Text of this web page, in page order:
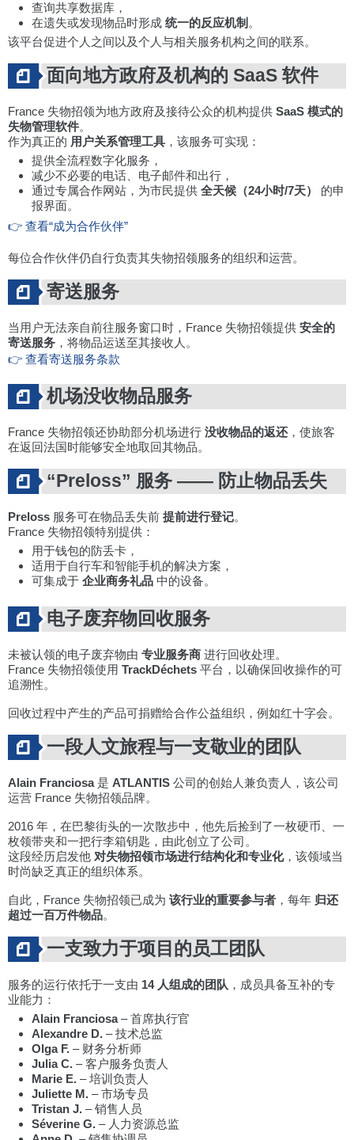
查询共享数据库，
在遗失或发现物品时形成 统一的反应机制 。
该平台促进个人之间以及个人与相关服务机构之间的联系。
面向地方政府及机构的 SaaS 软件
France 失物招领为地方政府及接待公众的机构提供 SaaS 模式的
失物管理软件。
作为真正的 用户关系管理工具 ，该服务可实现：
提供全流程数字化服务，
减少不必要的电话、电子邮件和出行，
通过专属合作网站，为市民提供 全天候（24小时/7天）
的申
报界面。
👉 查看“成为合作伙伴”
每位合作伙伴仍自行负责其失物招领服务的组织和运营。
寄送服务
当用户无法亲自前往服务窗口时，France 失物招领提供 安全的
寄送服务 ，将物品运送至其接收人。
👉 查看寄送服务条款
机场没收物品服务
France 失物招领还协助部分机场进行 没收物品的返还 ，使旅客
在返回法国时能够安全地取回其物品。
“Preloss” 服务 —— 防止物品丢失
Preloss 服务可在物品丢失前 提前进行登记。
France 失物招领特别提供：
用于钱包的防丢卡，
适用于自行车和智能手机的解决方案，
可集成于 企业商务礼品 中的设备。
电子废弃物回收服务
未被认领的电子废弃物由 专业服务商 进行回收处理。
France 失物招领使用 TrackDéchets 平台，以确保回收操作的可
追溯性。
回收过程中产生的产品可捐赠给合作公益组织，例如红十字会。
一段人文旅程与一支敬业的团队
Alain Franciosa是 ATLANTIS 公司的创始人兼负责人，该公司
运营 France 失物招领品牌。
2016 年，在巴黎街头的一次散步中，他先后捡到了一枚硬币、一
枚领带夹和一把行李箱钥匙，由此创立了公司。
这段经历启发他 对失物招领市场进行结构化和专业化，该领域当
时尚缺乏真正的组织体系。
自此，France 失物招领已成为 该行业的重要参与者 ，每年 归还
超过一百万件物品。
一支致力于项目的员工团队
服务的运行依托于一支由 14 人组成的团队 ，成员具备互补的专
业能力：
Alain Franciosa– 首席执行官
Alexandre D. – 技术总监
Olga F. – 财务分析师
Julia C. – 客户服务负责人
Marie E. – 培训负责人
Juliette M. – 市场专员
Tristan J. – 销售人员
Séverine G. – 人力资源总监